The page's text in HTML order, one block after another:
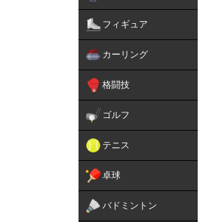
フィギュア
カーリング
格闘技
ゴルフ
テニス
卓球
バドミントン